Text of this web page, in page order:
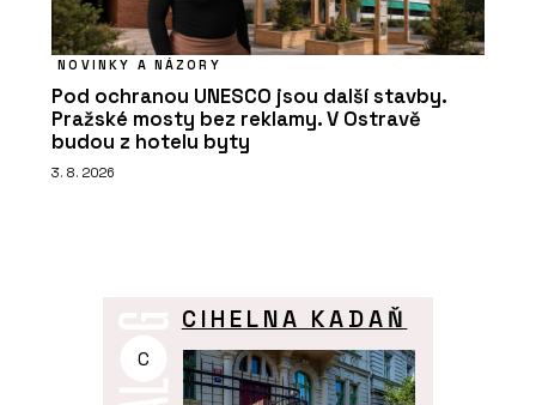
NOVINKY A NÁZORY
Pod ochranou UNESCO jsou další stavby.
Pražské mosty bez reklamy. V Ostravě
budou z hotelu byty
3. 8. 2026
C
CIHELNA KADAŇ